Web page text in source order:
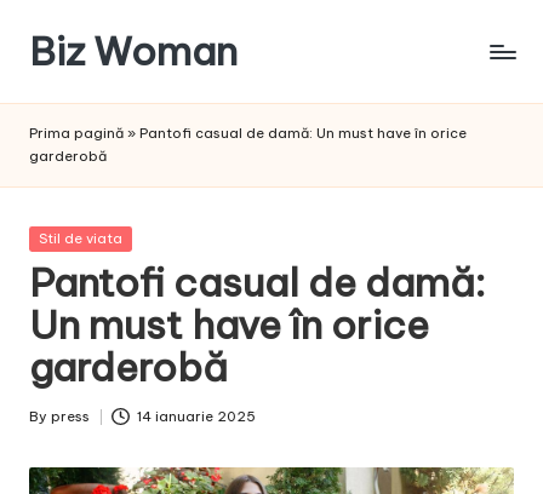
content
Biz Woman
succesul
Prima pagină » Pantofi casual de damă: Un must have în orice
garderobă
Posted
Stil de viata
Pantofi casual de damă:
Un must have în orice
garderobă
Posted
By press 14 ianuarie 2025